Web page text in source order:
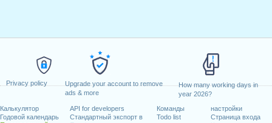
Privacy policy
Upgrade your account to remove
ads & more
How many working days in
year 2026?
Калькулятор
Годовой календарь
API for developers
Стандартный экспорт в
Команды
Todo list
настройки
Страница входа